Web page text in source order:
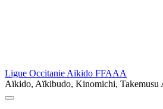
Ligue Occitanie Aïkido FFAAA
Aïkido, Aïkibudo, Kinomichi, Takemusu